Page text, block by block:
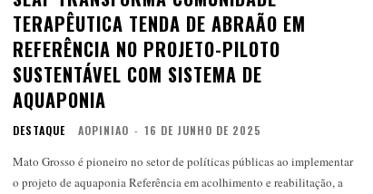
TERAPÊUTICA TENDA DE ABRAÃO EM
REFERÊNCIA NO PROJETO-PILOTO
SUSTENTÁVEL COM SISTEMA DE
AQUAPONIA
DESTAQUE AOPINIAO - 16 DE JUNHO DE 2025
Mato Grosso é pioneiro no setor de políticas públicas ao implementar
o projeto de aquaponia Referência em acolhimento e reabilitação, a